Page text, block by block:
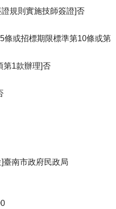
規則實施技師簽證]否
條或招標期限標準第10條或第
第1款辦理]否
臺南市政府民政局